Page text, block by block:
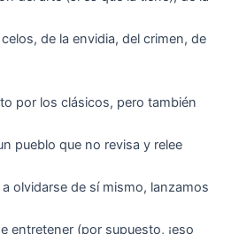
de la envidia, del crimen, de
por los clásicos, pero también
pueblo que no revisa y relee
olvidarse de sí mismo, lanzamos
entretener (por supuesto, ¡eso